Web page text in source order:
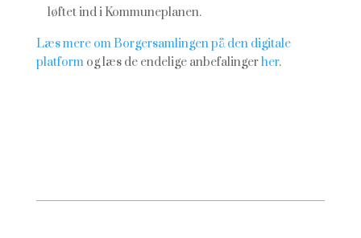
løftet ind i Kommuneplanen.
Læs mere om Borgersamlingen på den digitale
platformog læs de endelige anbefalingerher.